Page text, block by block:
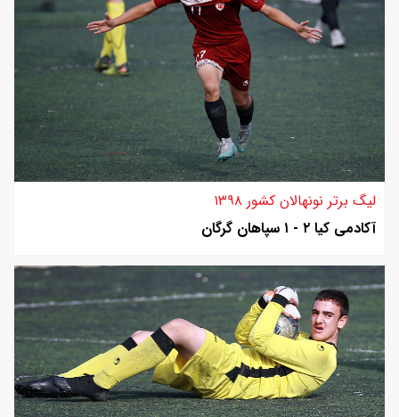
لیگ برتر نونهالان کشور ۱۳۹۸
آکادمی کیا ۲ - ۱ سپاهان گرگان